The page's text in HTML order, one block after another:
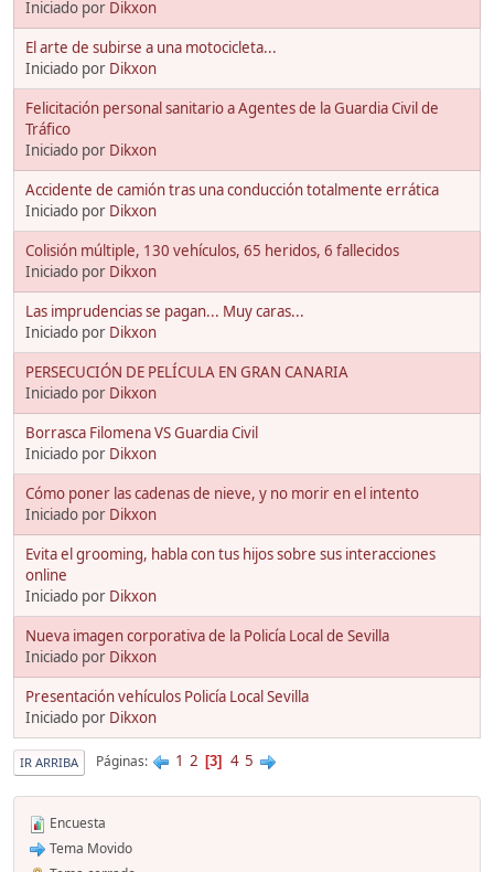
Iniciado por Dikxon
El arte de subirse a una motocicleta...
Iniciado por Dikxon
Felicitación personal sanitario a Agentes de la Guardia Civil de
Tráfico
Iniciado por Dikxon
Accidente de camión tras una conducción totalmente errática
Iniciado por Dikxon
Colisión múltiple, 130 vehículos, 65 heridos, 6 fallecidos
Iniciado por Dikxon
Las imprudencias se pagan... Muy caras...
Iniciado por Dikxon
PERSECUCIÓN DE PELÍCULA EN GRAN CANARIA
Iniciado por Dikxon
Borrasca Filomena VS Guardia Civil
Iniciado por Dikxon
Cómo poner las cadenas de nieve, y no morir en el intento
Iniciado por Dikxon
Evita el grooming, habla con tus hijos sobre sus interacciones
online
Iniciado por Dikxon
Nueva imagen corporativa de la Policía Local de Sevilla
Iniciado por Dikxon
Presentación vehículos Policía Local Sevilla
Iniciado por Dikxon
IR ARRIBA Páginas 1 2 3 4 5
Encuesta
Tema Movido